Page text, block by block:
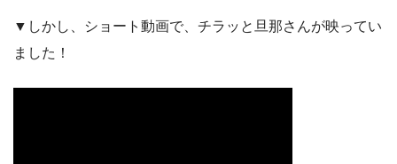
▼しかし、ショート動画で、チラッと旦那さんが映ってい
ました！